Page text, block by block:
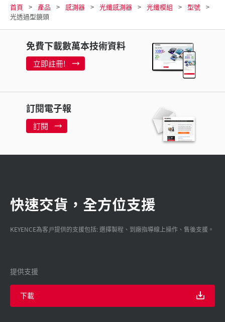
首頁 產品 感測器 光纖感測器 光纖模組
型號
光透過型鏡頭
免費下載數萬本技術資料
立即註冊!
訂閱電子報
訂閱
快速交貨，全方位支援
KEYENCE為客戸提供的支援包括: 選擇製程、到廠指導線上操作、售後支援。
提供支援
下載